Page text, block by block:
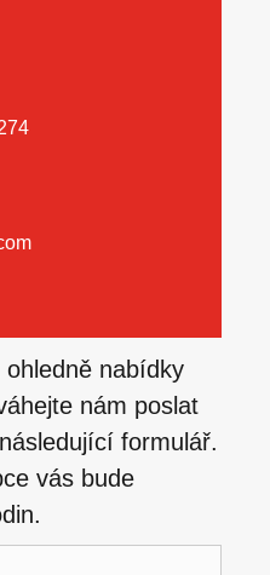
nabídky
nám poslat
formulář.
vás bude